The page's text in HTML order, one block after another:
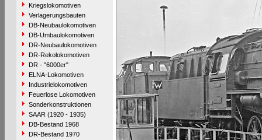
Kriegslokomotiven
Verlagerungsbauten
DB-Neubaulokomotiven
DB-Umbaulokomotiven
DR-Neubaulokomotiven
DR-Rekolokomotiven
DR - "6000er"
ELNA-Lokomotiven
Industrielokomotiven
Feuerlose Lokomotiven
Sonderkonstruktionen
SAAR (1920 - 1935)
DB-Bestand 1968
DR-Bestand 1970